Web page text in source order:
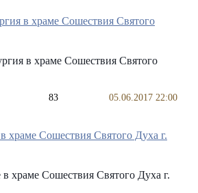
в храме Сошествия Святого
83 05.06.2017 22:00
храме Сошествия Святого Духа г.